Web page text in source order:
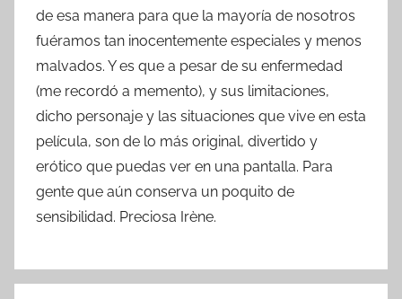
de esa manera para que la mayoría de nosotros
fuéramos tan inocentemente especiales y menos
malvados. Y es que a pesar de su enfermedad
(me recordó a memento), y sus limitaciones,
dicho personaje y las situaciones que vive en esta
película, son de lo más original, divertido y
erótico que puedas ver en una pantalla. Para
gente que aún conserva un poquito de
sensibilidad. Preciosa Irène.